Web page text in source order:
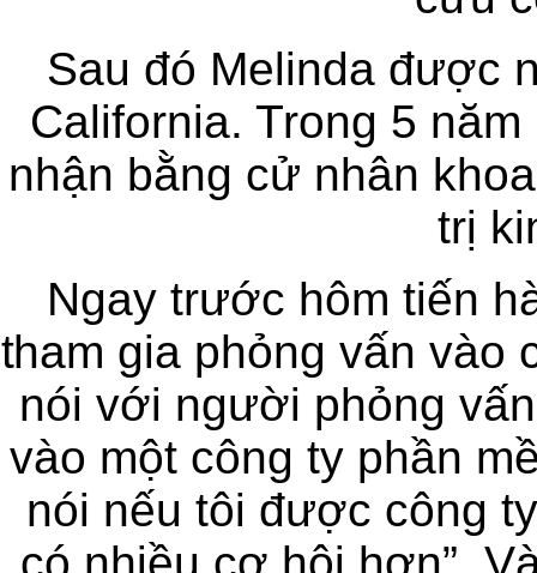
Sau đó Melinda được
California. Trong 5
nhận bằng cử nhân
trị
Ngay trước hôm tiến
tham gia phỏng vấn vào
nói với người phỏng
vào một công ty phần
nói nếu tôi được công
có nhiều cơ hội hơn”.